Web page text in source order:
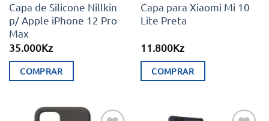
Capa de Silicone Nillkin
p/ Apple iPhone 12 Pro
Max
35.000Kz
COMPRAR
Capa para Xiaomi Mi 10
Lite Preta
11.800Kz
COMPRAR